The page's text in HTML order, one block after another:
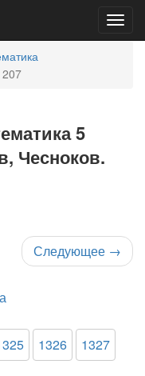
5
Чесноков.
Следующее →
1326 1327